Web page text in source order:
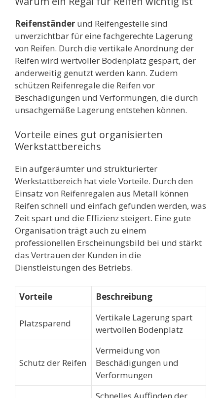
Reifenständer und Reifengestelle sind
unverzichtbar für eine fachgerechte Lagerung
von Reifen. Durch die vertikale Anordnung der
Reifen wird wertvoller Bodenplatz gespart, der
anderweitig genutzt werden kann. Zudem
schützen Reifenregale die Reifen vor
Beschädigungen und Verformungen, die durch
unsachgemäße Lagerung entstehen können.
Vorteile eines gut organisierten
Werkstattbereichs
Ein aufgeräumter und strukturierter
Werkstattbereich hat viele Vorteile. Durch den
Einsatz von Reifenregalen aus Metall können
Reifen schnell und einfach gefunden werden, was
Zeit spart und die Effizienz steigert. Eine gute
Organisation trägt auch zu einem
professionellen Erscheinungsbild bei und stärkt
das Vertrauen der Kunden in die
Dienstleistungen des Betriebs.
Vorteile Beschreibung
Platzsparend
Vertikale Lagerung spart
wertvollen Bodenplatz
Schutz der Reifen
Vermeidung von
Beschädigungen und
Verformungen